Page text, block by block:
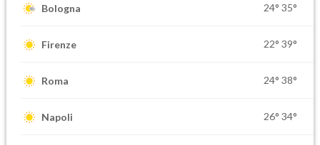
Bologna 24° 35°
Firenze 22° 39°
Roma 24° 38°
Napoli 26° 34°